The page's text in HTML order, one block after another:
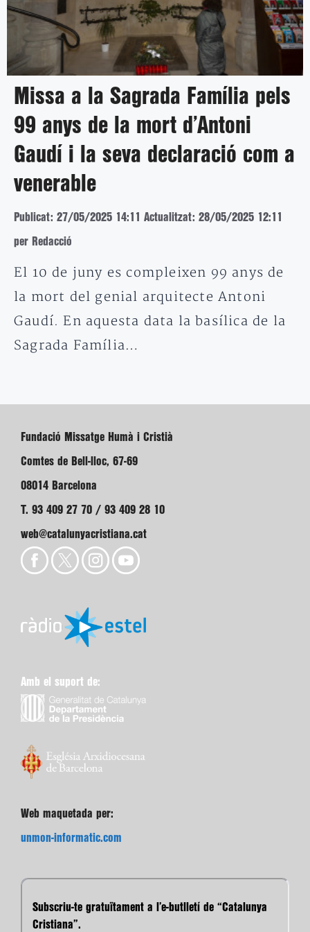
Missa a la Sagrada Família pels
99 anys de la mort d’Antoni
Gaudí i la seva declaració com a
venerable
Publicat: 27/05/2025 14:11 Actualitzat: 28/05/2025 12:11
per Redacció
El 10 de juny es compleixen 99 anys de
la mort del genial arquitecte Antoni
Gaudí. En aquesta data la basílica de la
Sagrada Família…
Fundació Missatge Humà i Cristià
Comtes de Bell-lloc, 67-69
08014 Barcelona
T. 93 409 27 70 / 93 409 28 10
web@catalunyacristiana.cat
Amb el suport de:
Web maquetada per:
unmon-informatic.com
Subscriu-te gratuïtament a l’e-butlletí de “Catalunya
Cristiana”.